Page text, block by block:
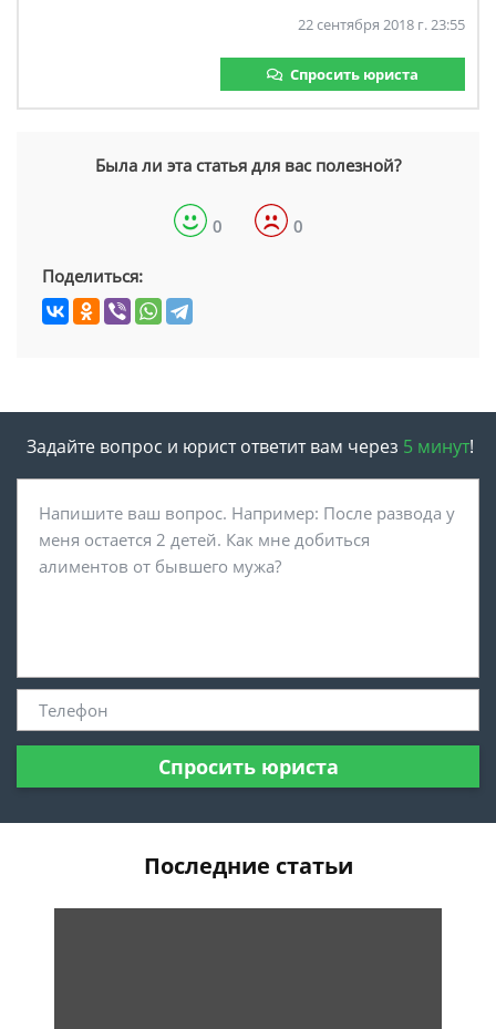
22 сентября 2018 г. 23:55
Спросить юриста
Была ли эта статья для вас полезной?
0 0
Поделиться:
Задайте вопрос и юрист ответит вам через 5 минут!
Спросить юриста
Последние статьи